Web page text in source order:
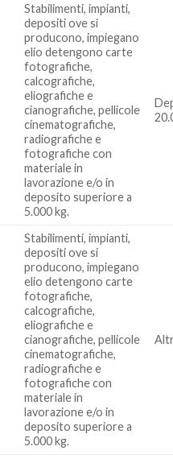
Stabilimenti, impianti,
depositi ove si
producono, impiegano
elio detengono carte
fotografiche,
calcografiche,
eliografiche e
cianografiche, pellicole
cinematografiche,
radiografiche e
fotografiche con
materiale in
lavorazione e/o in
deposito superiore a
5.000 kg.
Stabilimenti, impianti,
depositi ove si
producono, impiegano
elio detengono carte
fotografiche,
calcografiche,
eliografiche e
cianografiche, pellicole
cinematografiche,
radiografiche e
fotografiche con
materiale in
lavorazione e/o in
deposito superiore a
5.000 kg.